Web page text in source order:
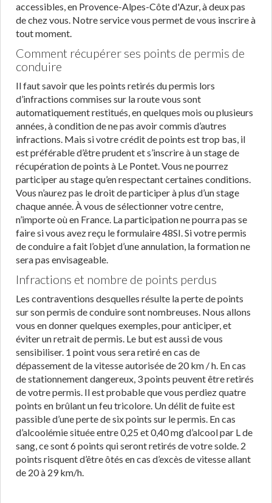
accessibles, en Provence-Alpes-Côte d'Azur, à deux pas
de chez vous. Notre service vous permet de vous inscrire à
tout moment.
Comment récupérer ses points de permis de
conduire
Il faut savoir que les points retirés du permis lors
d’infractions commises sur la route vous sont
automatiquement restitués, en quelques mois ou plusieurs
années, à condition de ne pas avoir commis d’autres
infractions. Mais si votre crédit de points est trop bas, il
est préférable d’être prudent et s’inscrire à un stage de
récupération de points à Le Pontet. Vous ne pourrez
participer au stage qu’en respectant certaines conditions.
Vous n’aurez pas le droit de participer à plus d’un stage
chaque année. À vous de sélectionner votre centre,
n’importe où en France. La participation ne pourra pas se
faire si vous avez reçu le formulaire 48SI. Si votre permis
de conduire a fait l’objet d’une annulation, la formation ne
sera pas envisageable.
Infractions et nombre de points perdus
Les contraventions desquelles résulte la perte de points
sur son permis de conduire sont nombreuses. Nous allons
vous en donner quelques exemples, pour anticiper, et
éviter un retrait de permis. Le but est aussi de vous
sensibiliser. 1 point vous sera retiré en cas de
dépassement de la vitesse autorisée de 20 km / h. En cas
de stationnement dangereux, 3 points peuvent être retirés
de votre permis. Il est probable que vous perdiez quatre
points en brûlant un feu tricolore. Un délit de fuite est
passible d’une perte de six points sur le permis. En cas
d’alcoolémie située entre 0,25 et 0,40 mg d’alcool par L de
sang, ce sont 6 points qui seront retirés de votre solde. 2
points risquent d’être ôtés en cas d’excès de vitesse allant
de 20 à 29 km/h.